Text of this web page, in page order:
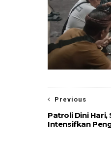
Previous
Patroli Dini Hari,
Intensifkan